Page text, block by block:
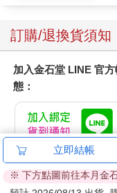
訂購/退換貨須知
加入金石堂 LINE 官
態：
提醒您！！
金石堂及銀行均不會
立即結帳
※ 下方點圖前往本月金